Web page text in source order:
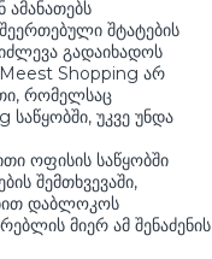
ამანათებს
შტატების
გადაიხადოს
Meest Shopping არ
რომელსაც
უკვე უნდა
ოფისის საწყობში
შემთხვევაში,
დაბლოკოს
მიერ ამ შენაძენის